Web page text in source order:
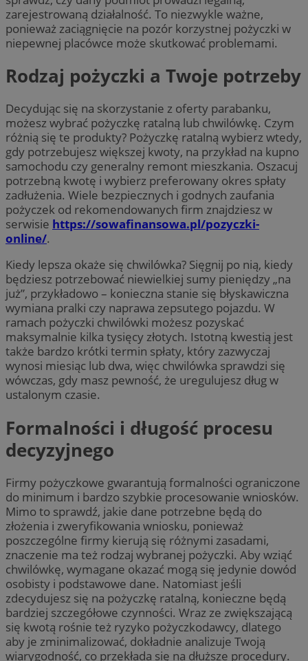
zarejestrowaną działalność. To niezwykle ważne,
ponieważ zaciągnięcie na pozór korzystnej pożyczki w
niepewnej placówce może skutkować problemami.
Rodzaj pożyczki a Twoje potrzeby
Decydując się na skorzystanie z oferty parabanku,
możesz wybrać pożyczkę ratalną lub chwilówkę. Czym
różnią się te produkty? Pożyczkę ratalną wybierz wtedy,
gdy potrzebujesz większej kwoty, na przykład na kupno
samochodu czy generalny remont mieszkania. Oszacuj
potrzebną kwotę i wybierz preferowany okres spłaty
zadłużenia. Wiele bezpiecznych i godnych zaufania
pożyczek od rekomendowanych firm znajdziesz w
serwisie https://sowafinansowa.pl/pozyczki-
online/.
Kiedy lepsza okaże się chwilówka? Sięgnij po nią, kiedy
będziesz potrzebować niewielkiej sumy pieniędzy „na
już”, przykładowo – konieczna stanie się błyskawiczna
wymiana pralki czy naprawa zepsutego pojazdu. W
ramach pożyczki chwilówki możesz pozyskać
maksymalnie kilka tysięcy złotych. Istotną kwestią jest
także bardzo krótki termin spłaty, który zazwyczaj
wynosi miesiąc lub dwa, więc chwilówka sprawdzi się
wówczas, gdy masz pewność, że uregulujesz dług w
ustalonym czasie.
Formalności i długość procesu
decyzyjnego
Firmy pożyczkowe gwarantują formalności ograniczone
do minimum i bardzo szybkie procesowanie wniosków.
Mimo to sprawdź, jakie dane potrzebne będą do
złożenia i zweryfikowania wniosku, ponieważ
poszczególne firmy kierują się różnymi zasadami,
znaczenie ma też rodzaj wybranej pożyczki. Aby wziąć
chwilówkę, wymagane okazać mogą się jedynie dowód
osobisty i podstawowe dane. Natomiast jeśli
zdecydujesz się na pożyczkę ratalną, konieczne będą
bardziej szczegółowe czynności. Wraz ze zwiększającą
się kwotą rośnie też ryzyko pożyczkodawcy, dlatego
aby je zminimalizować, dokładnie analizuje Twoją
wiarygodność, co przekłada się na dłuższe procedury.